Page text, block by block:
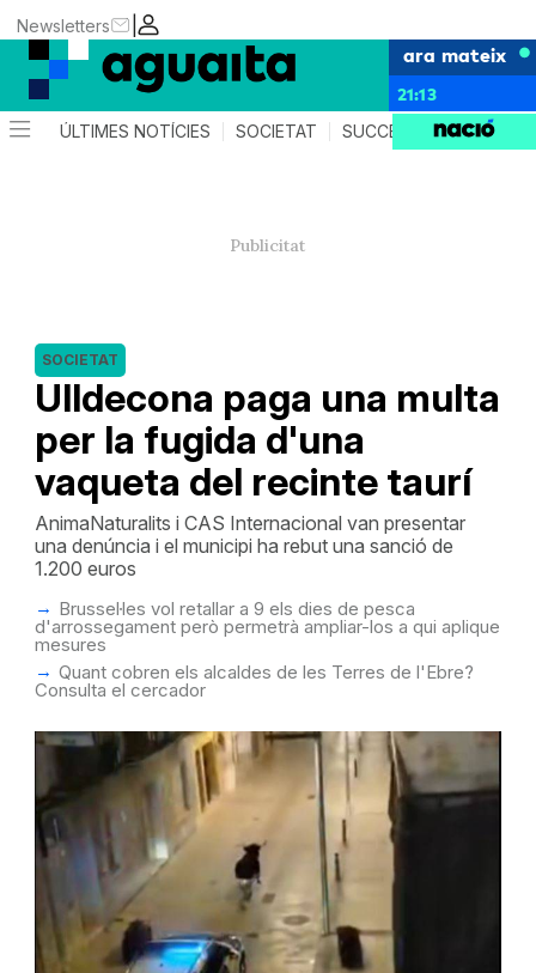
|
Newsletters
ara mateix
21:13
ÚLTIMES NOTÍCIES SOCIETAT SUCCESSOS AGENDA
Ulldecona paga una multa
per la fugida d'una
vaqueta del recinte taurí
SOCIETAT
AnimaNaturalits i CAS Internacional van presentar
una denúncia i el municipi ha rebut una sanció de
1.200 euros
Brussel·les vol retallar a 9 els dies de pesca
d'arrossegament però permetrà ampliar-los a qui aplique
mesures
Quant cobren els alcaldes de les Terres de l'Ebre?
Consulta el cercador